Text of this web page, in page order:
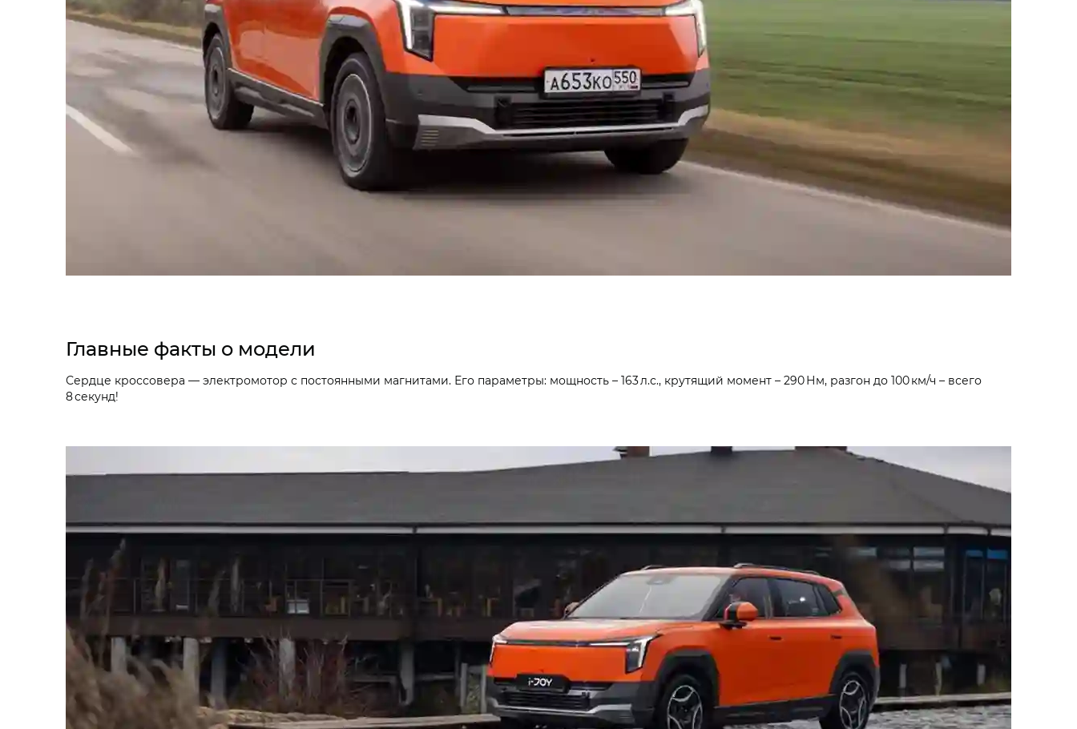
Главные факты о модели
Сердце кроссовера — электромотор с постоянными магнитами. Его параметры: мощность – 163 л.с., крутящий момент – 290 Нм, разгон до 100 км/ч – всего
8 секунд!